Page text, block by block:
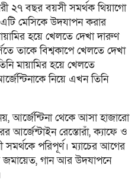
২৭ বছর বয়সী সমর্থক থিয়াগো
মেসিকে উদযাপন করার
হয়ে খেলতে দেখা দারুণ
তাকে বিশ্বকাপে খেলতে দেখা
মায়ামির হয়ে খেলতে
নিয়ে এখন তিনি
আর্জেন্টিনা থেকে আসা হাজারো
আর্জেন্টাইন রেস্তোরাঁ, ক্যাফে ও
সমর্থকে পরিপূর্ণ। ম্যাচের আগের
জমায়েত, গান আর উদযাপনে